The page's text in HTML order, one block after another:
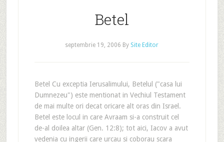
Betel
septembrie 19, 2006 By Site Editor
Betel Cu exceptia Ierusalimului, Betelul ("casa lui
Dumnezeu") este mentionat in Vechiul Testament
de mai multe ori decat oricare alt oras din Israel.
Betel este locul in care Avraam si-a construit cel
de-al doilea altar (Gen. 12:8); tot aici, Iacov a avut
vedenia cu ingerii care urcau si coborau scara